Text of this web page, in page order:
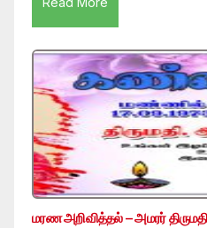
மரண அறிவித்தல் – அமரர்